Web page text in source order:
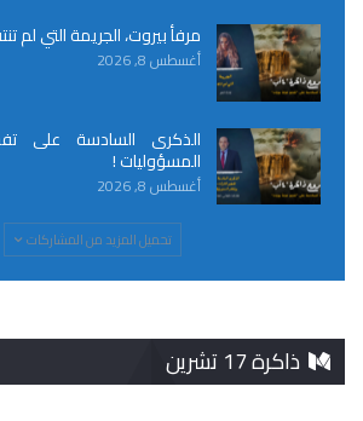
مرفأ بيروت، الجريمة التي لم
أغسطس 8, 2026
الذكرى السادسة على
المسؤوليات !
أغسطس 8, 2026
تحميل المزيد من المشاركات
ذاكرة 17 تشرين